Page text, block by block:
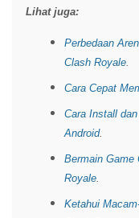
Lihat juga:
Perbedaan
Clash Royale.
Cara Cepat
Cara Install
Android.
Bermain Game
Royale.
Ketahui